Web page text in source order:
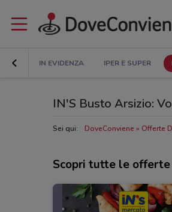
IN EVIDENZA IPER E SUPER
IN'S Busto Arsizio:
Sei qui: DoveConviene Offerte
Scopri tutte le